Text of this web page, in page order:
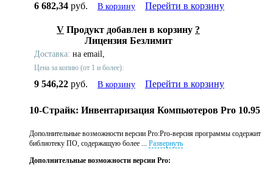
6 682,34 руб. В корзину Перейти в корзину
V Продукт добавлен в корзину ?
Лицензия Безлимит
Доставка: на email,
Цена за копию (от 1 и более):
9 546,22 руб. В корзину Перейти в корзину
10-Страйк: Инвентаризация Компьютеров Pro 10.95
Дополнительные возможности версии Pro:Pro-версия программы содержит
библиотеку ПО, содержащую более ... Развернуть
Дополнительные возможности версии Pro: